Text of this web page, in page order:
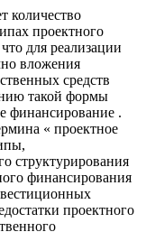
количество
проектного
для реализации
вложения
средств
такой формы
финансирование .
« проектное
структурирования
финансирования
проектного